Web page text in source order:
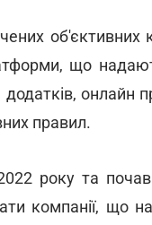
об'єктивних
що
онлайн
правил.
року та
компанії,